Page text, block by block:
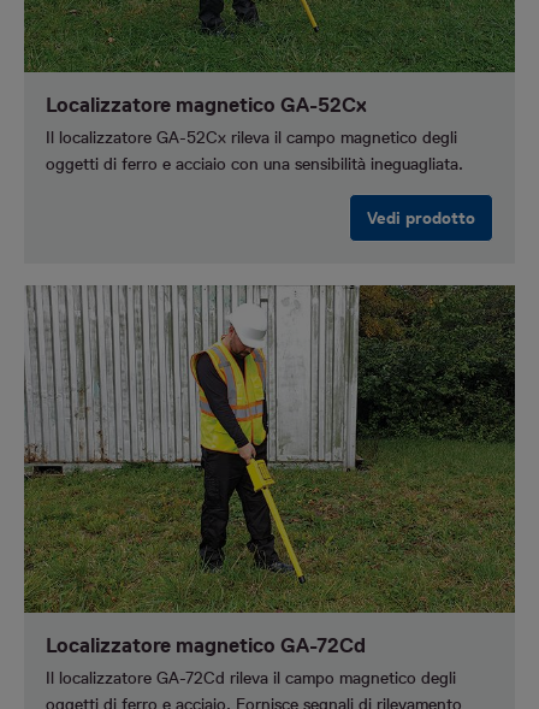
Localizzatore magnetico GA-52Cx
Il localizzatore GA-52Cx rileva il campo magnetico degli
oggetti di ferro e acciaio con una sensibilità ineguagliata.
Vedi prodotto
Localizzatore magnetico GA-72Cd
Il localizzatore GA-72Cd rileva il campo magnetico degli
oggetti di ferro e acciaio. Fornisce segnali di rilevamento